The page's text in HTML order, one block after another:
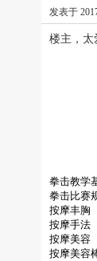
发表于
楼主，太
拳击教学
拳击比赛
按摩丰胸
按摩手法
按摩美容
按摩美容